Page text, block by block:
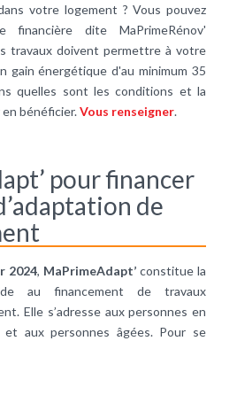
votre logement ? Vous pouvez
financière dite MaPrimeRénov'
travaux doivent permettre à votre
gain énergétique d'au minimum 35
quelles sont les conditions et la
bénéficier.Vous renseigner.
pour financer
de
2024, MaPrimeAdapt’ constitue la
au financement de travaux
Elle s’adresse aux personnes en
et aux personnes âgées. Pour se